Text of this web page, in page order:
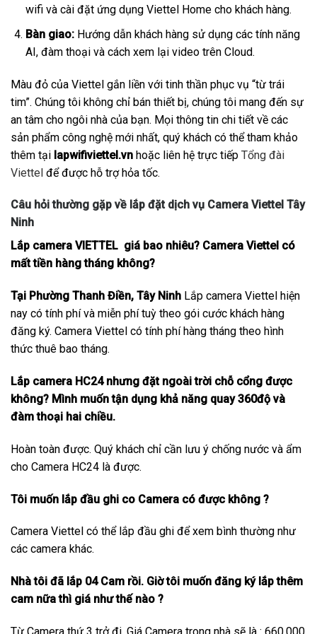
wifi và cài đặt ứng dụng Viettel Home cho khách hàng.
Bàn giao:Hướng dẫn khách hàng sử dụng các tính năng
AI, đàm thoại và cách xem lại video trên Cloud.
Màu đỏ của Viettel gắn liền với tinh thần phục vụ “từ trái
tim”. Chúng tôi không chỉ bán thiết bị, chúng tôi mang đến sự
an tâm cho ngôi nhà của bạn. Mọi thông tin chi tiết về các
sản phẩm công nghệ mới nhất, quý khách có thể tham khảo
thêm tại lapwifiviettel.vn hoặc liên hệ trực tiếp Tổng đài
Viettel để được hỗ trợ hỏa tốc.
Câu hỏi thường gặp về lắp đặt dịch vụ Camera Viettel Tây
Ninh
Lắp camera VIETTEL giá bao nhiêu? Camera Viettel có
mất tiền hàng tháng không?
Tại Phường Thanh Điền, Tây Ninh Lắp camera Viettel hiện
nay có tính phí và miễn phí tuỳ theo gói cước khách hàng
đăng ký. Camera Viettel có tính phí hàng tháng theo hình
thức thuê bao tháng.
Lắp camera HC24 nhưng đặt ngoài trời chỗ cổng được
không? Mình muốn tận dụng khả năng quay 360độ và
đàm thoại hai chiều.
Hoàn toàn được. Quý khách chỉ cần lưu ý chống nước và ẩm
cho Camera HC24 là được.
Tôi muốn lắp đầu ghi co Camera có được không ?
Camera Viettel có thể lắp đầu ghi để xem bình thường như
các camera khác.
Nhà tôi đã lắp 04 Cam rồi. Giờ tôi muốn đăng ký lắp thêm
cam nữa thì giá như thế nào ?